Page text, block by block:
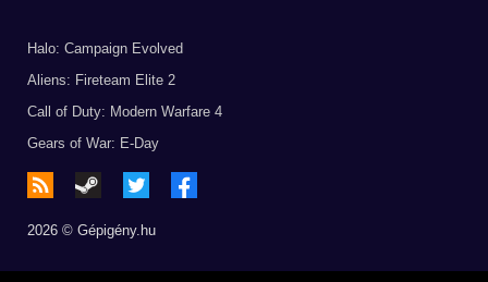
Halo: Campaign Evolved
Aliens: Fireteam Elite 2
Call of Duty: Modern Warfare 4
Gears of War: E-Day
2026 © Gépigény.hu